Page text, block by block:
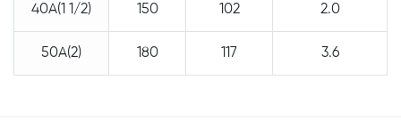
40A(1 1/2) 150 102 2.0
50A(2) 180 117 3.6